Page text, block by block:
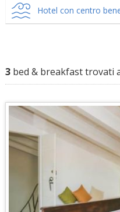
Hotel con centro
3bed & breakfast trovati